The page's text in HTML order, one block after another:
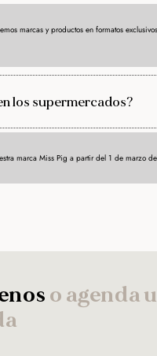
marcas y productos en formatos
los supermercados?
marca Miss Pig a partir del 1 de marzo
o agenda